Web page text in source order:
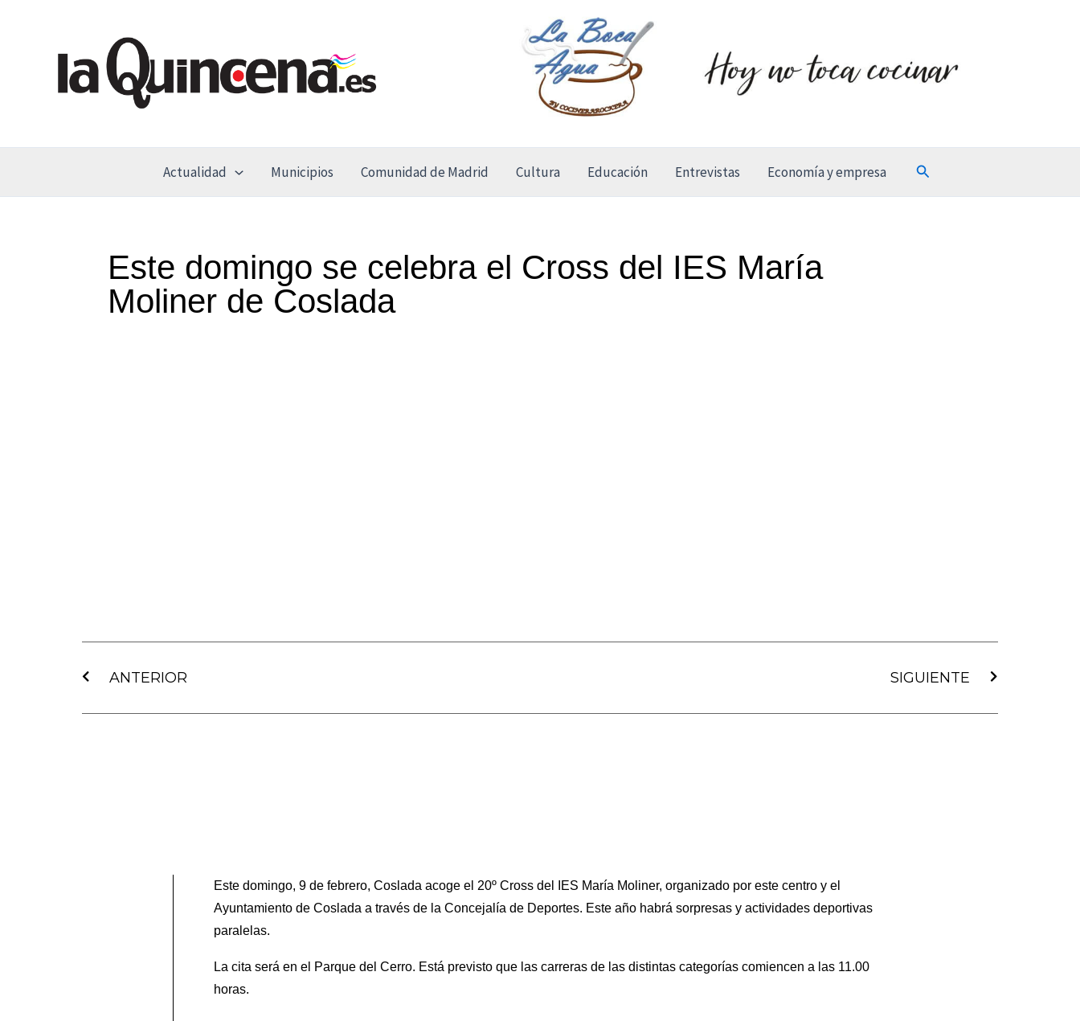
contenido
Actualidad Municipios Comunidad de Madrid Cultura Educación Entrevistas Economía y empresa Buscar
Este domingo se celebra el Cross del IES María
Moliner de Coslada
ANTERIOR SIGUIENTE
Este domingo, 9 de febrero, Coslada acoge el 20º Cross del IES María Moliner, organizado por este centro y el
Ayuntamiento de Coslada a través de la Concejalía de Deportes. Este año habrá sorpresas y actividades deportivas
paralelas.
La cita será en el Parque del Cerro. Está previsto que las carreras de las distintas categorías comiencen a las 11.00
horas.